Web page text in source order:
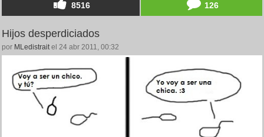
8516 126
Hijos desperdiciados
por MLedistrait el 24 abr 2011, 00:32